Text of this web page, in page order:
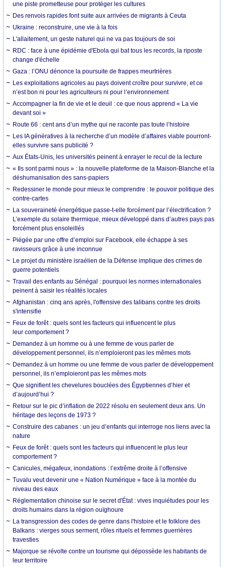
une piste prometteuse pour protéger les cultures
Des renvois rapides font suite aux arrivées de migrants à Ceuta
Ukraine : reconstruire, une vie à la fois
L'allaitement, un geste naturel qui ne va pas toujours de soi
RDC : face à une épidémie d'Ebola qui bat tous les records, la riposte
change d'échelle
Gaza : l’ONU dénonce la poursuite de frappes meurtrières
Les exploitations agricoles au pays doivent croître pour survivre, et ce
n’est bon ni pour les agriculteurs ni pour l’environnement
Accompagner la fin de vie et le deuil : ce que nous apprend « La vie
devant soi »
Route 66 : cent ans d’un mythe qui ne raconte pas toute l’histoire
Les IA génératives à la recherche d’un modèle d’affaires viable pourront-
elles survivre sans publicité ?
Aux États-Unis, les universités peinent à enrayer le recul de la lecture
« Ils sont parmi nous » : la nouvelle plateforme de la Maison-Blanche et la
déshumanisation des sans-papiers
Redessiner le monde pour mieux le comprendre : le pouvoir politique des
contre-cartes
La souveraineté énergétique passe-t-elle forcément par l’électrification ?
L’exemple du solaire thermique, mieux développé dans d’autres pays pas
forcément plus ensoleillés
Piégée par une offre d’emploi sur Facebook, elle échappe à ses
ravisseurs grâce à une inconnue
Le projet du ministère israélien de la Défense implique des crimes de
guerre potentiels
Travail des enfants au Sénégal : pourquoi les normes internationales
peinent à saisir les réalités locales
Afghanistan : cinq ans après, l'offensive des talibans contre les droits
s'intensifie
Feux de forêt : quels sont les facteurs qui influencent le plus
leur comportement ?
Demandez à un homme ou à une femme de vous parler de
développement personnel, ils n’emploieront pas les mêmes mots
Demandez à un homme ou une femme de vous parler de développement
personnel, ils n’emploieront pas les mêmes mots
Que signifient les chevelures bouclées des Égyptiennes d’hier et
d’aujourd’hui ?
Retour sur le pic d’inflation de 2022 résolu en seulement deux ans. Un
héritage des leçons de 1973 ?
Construire des cabanes : un jeu d’enfants qui interroge nos liens avec la
nature
Feux de forêt : quels sont les facteurs qui influencent le plus leur
comportement ?
Canicules, mégafeux, inondations : l’extrême droite à l’offensive
Tuvalu veut devenir une « Nation Numérique » face à la montée du
niveau des eaux
Réglementation chinoise sur le secret d'État : vives inquiétudes pour les
droits humains dans la région ouïghoure
La transgression des codes de genre dans l'histoire et le folklore des
Balkans : vierges sous serment, rôles rituels et femmes guerrières
travesties
Majorque se révolte contre un tourisme qui dépossède les habitants de
leur territoire